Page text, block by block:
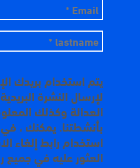
يتم استخدام بريدك
لإرسال النشرة
العدالة وكذلك
بأنشطتنا. يمكنك ،
استخدام رابط إلغاء
العثور عليه في جميع